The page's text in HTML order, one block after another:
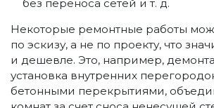
без переноса сетей и т. д.
Некоторые ремонтные работы
по эскизу, а не по проекту, что
и дешевле. Это, например,
установка внутренних
бетонными перекрытиями,